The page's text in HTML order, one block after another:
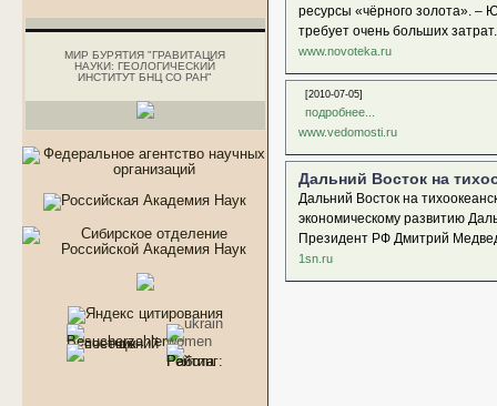
коррупции, для
Комиссия по
соблюдению требований
+ Обратная связь для
сообщений о фактах
коррупции
+ Инженерно-
геологические
изыскания
Аналитические работы
МИР БУРЯТИЯ "ГРАВИТАЦИЯ
НАУКИ: ГЕОЛОГИЧЕСКИЙ
ИНСТИТУТ БНЦ СО РАН"
ресурсы «чёрного золота». –
требует очень больших затрат.
www.novoteka.ru
[2010-07-05]
подробнее...
www.vedomosti.ru
Дальний Восток на
Дальний Восток на
экономическому развитию
Президент РФ Дмитрий
1sn.ru